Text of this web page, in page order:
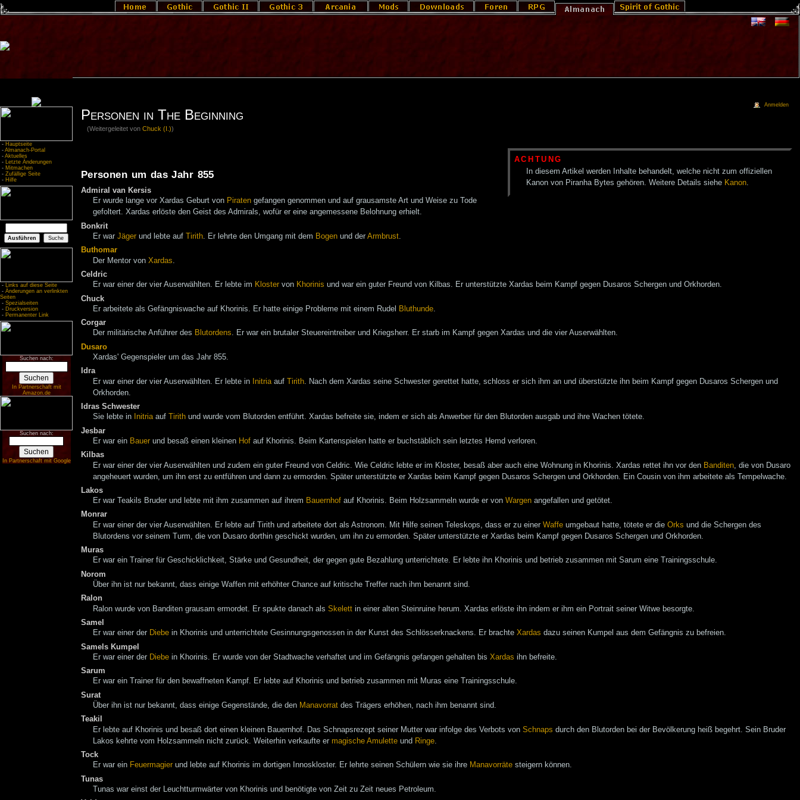
- Hauptseite
- Almanach-Portal
- Aktuelles
- Letzte Änderungen
- Mitmachen
- Zufällige Seite
- Hilfe
- Links auf diese Seite
- Änderungen an verlinkten
Seiten
- Spezialseiten
- Druckversion
- Permanenter Link
Suchen nach:
In Partnerschaft mit
Amazon.de
Suchen nach:
In Partnerschaft mit Google
Personen in The Beginning
(Weitergeleitet vonChuck (I.))
ACHTUNG
In diesem Artikel werden Inhalte behandelt, welche nicht zum offiziellen
Kanon von Piranha Bytes gehören. Weitere Details siehe Kanon.
Personen um das Jahr 855
Admiral van Kersis
Er wurde lange vor Xardas Geburt von Piraten gefangen genommen und auf grausamste Art und Weise zu Tode
gefoltert. Xardas erlöste den Geist des Admirals, wofür er eine angemessene Belohnung erhielt.
Bonkrit
Er war Jäger und lebte auf Tirith. Er lehrte den Umgang mit dem Bogen und der Armbrust.
Buthomar
Der Mentor von Xardas
Celdric
Er war einer der vier Auserwählten. Er lebte im Kloster von Khorinis und war ein guter Freund von Kilbas. Er unterstützte Xardas beim Kampf gegen Dusaros Schergen und Orkhorden.
Chuck
Er arbeitete als Gefängniswache auf Khorinis. Er hatte einige Probleme mit einem Rudel
Bluthunde.
Corgar
Der militärische Anführer des Blutordens. Er war ein brutaler Steuereintreiber und Kriegsherr. Er starb im Kampf gegen Xardas und die vier Auserwählten.
Dusaro
Xardas' Gegenspieler um das Jahr 855.
Idra
Er war einer der vier Auserwählten. Er lebte in
Initria auf Tirith . Nach dem Xardas seine Schwester gerettet hatte, schloss er sich ihm an und überstützte ihn beim Kampf gegen Dusaros Schergen und
Orkhorden.
Idras Schwester
Sie lebte in
Initriaauf Tirith und wurde vom Blutorden entführt. Xardas befreite sie, indem er sich als Anwerber für den Blutorden ausgab und ihre Wachen tötete.
Jesbar
Er war ein Bauer und besaß einen kleinen Hof auf Khorinis. Beim Kartenspielen hatte er buchstäblich sein letztes Hemd verloren.
Kilbas
Er war einer der vier Auserwählten und zudem ein guter Freund von Celdric. Wie Celdric lebte er im Kloster, besaß aber auch eine Wohnung in Khorinis. Xardas rettet ihn vor den Banditen , die von Dusaro
angeheuert wurden, um ihn erst zu entführen und dann zu ermorden. Später unterstützte er Xardas beim Kampf gegen Dusaros Schergen und Orkhorden. Ein Cousin von ihm arbeitete als Tempelwache.
Lakos
Er war Teakils Bruder und lebte mit ihm zusammen auf ihrem Bauernhof auf Khorinis. Beim Holzsammeln wurde er von Wargen angefallen und getötet.
Monrar
Er war einer der vier Auserwählten. Er lebte auf Tirith und arbeitete dort als Astronom. Mit Hilfe seinen Teleskops, dass er zu einer Waffe umgebaut hatte, tötete er die Orks und die Schergen des
Blutordens vor seinem Turm, die von Dusaro dorthin geschickt wurden, um ihn zu ermorden. Später unterstützte er Xardas beim Kampf gegen Dusaros Schergen und Orkhorden.
Muras
Er war ein Trainer für Geschicklichkeit, Stärke und Gesundheit, der gegen gute Bezahlung unterrichtete. Er lebte ihn Khorinis und betrieb zusammen mit Sarum eine Trainingsschule.
Norom
Über ihn ist nur bekannt, dass einige Waffen mit erhöhter Chance auf kritische Treffer nach ihm benannt sind.
Ralon
Ralon wurde von Banditen grausam ermordet. Er spukte danach als Skelett in einer alten Steinruine herum. Xardas erlöste ihn indem er ihm ein Portrait seiner Witwe besorgte.
Samel
Er war einer der Diebe in Khorinis und unterrichtete Gesinnungsgenossen in der Kunst des Schlösserknackens. Er brachte Xardas dazu seinen Kumpel aus dem Gefängnis zu befreien.
Samels Kumpel
Er war einer der Diebe in Khorinis. Er wurde von der Stadtwache verhaftet und im Gefängnis gefangen gehalten bis Xardas ihn befreite.
Sarum
Er war ein Trainer für den bewaffneten Kampf. Er lebte auf Khorinis und betrieb zusammen mit Muras eine Trainingsschule.
Surat
Über ihn ist nur bekannt, dass einige Gegenstände, die den Manavorrat des Trägers erhöhen, nach ihm benannt sind.
Teakil
Er lebte auf Khorinis und besaß dort einen kleinen Bauernhof. Das Schnapsrezept seiner Mutter war infolge des Verbots von Schnaps durch den Blutorden bei der Bevölkerung heiß begehrt. Sein Bruder
Lakos kehrte vom Holzsammeln nicht zurück. Weiterhin verkaufte er magische Amulette und Ringe
Tock
Er war ein Feuermagier und lebte auf Khorinis im dortigen Innoskloster. Er lehrte seinen Schülern wie sie ihre Manavorräte steigern können.
Tunas
Tunas war einst der Leuchtturmwärter von Khorinis und benötigte von Zeit zu Zeit neues Petroleum.
Anmelden